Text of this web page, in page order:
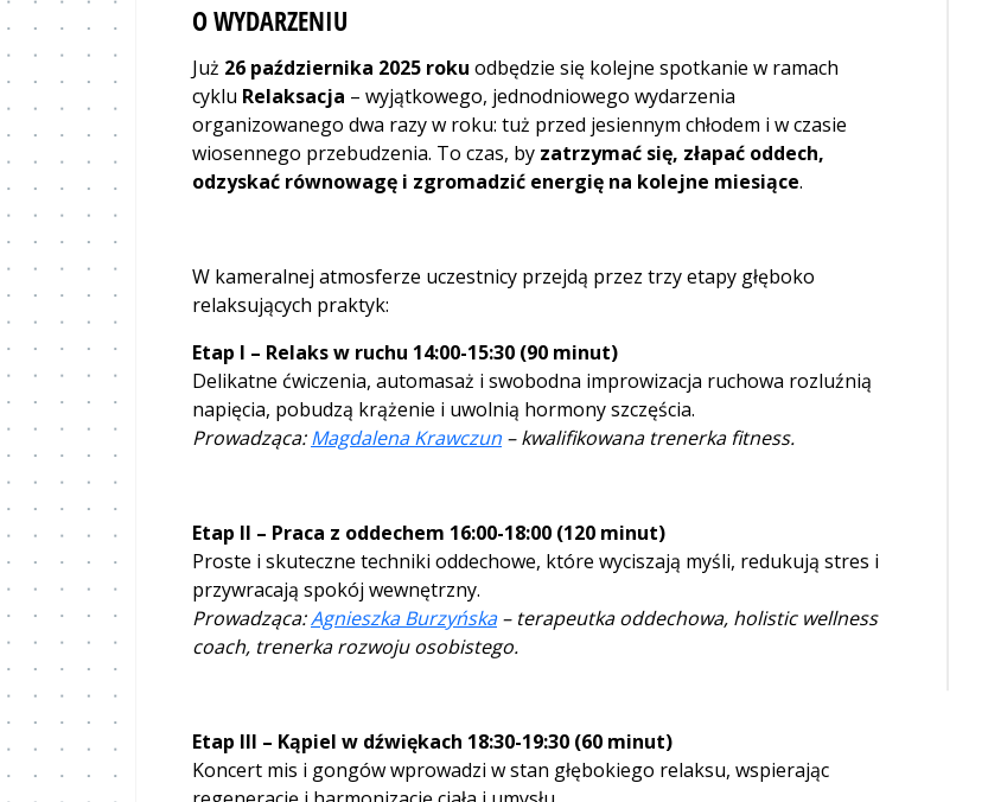
O WYDARZENIU
Już 26 października 2025 roku odbędzie się kolejne spotkanie w ramach
cyklu Relaksacja – wyjątkowego, jednodniowego wydarzenia
organizowanego dwa razy w roku: tuż przed jesiennym chłodem i w czasie
wiosennego przebudzenia. To czas, by zatrzymać się, złapać oddech,
odzyskać równowagę i zgromadzić energię na kolejne miesiące.
W kameralnej atmosferze uczestnicy przejdą przez trzy etapy głęboko
relaksujących praktyk:
Etap I – Relaks w ruchu 14:00-15:30 (90 minut)
Delikatne ćwiczenia, automasaż i swobodna improwizacja ruchowa rozluźnią
napięcia, pobudzą krążenie i uwolnią hormony szczęścia.
Prowadząca:Magdalena Krawczun – kwalifikowana trenerka fitness.
Etap II – Praca z oddechem 16:00-18:00 (120 minut)
Proste i skuteczne techniki oddechowe, które wyciszają myśli, redukują stres i
przywracają spokój wewnętrzny.
Prowadząca:Agnieszka Burzyńska– terapeutka oddechowa, holistic wellness
coach, trenerka rozwoju osobistego.
Etap III – Kąpiel w dźwiękach 18:30-19:30 (60 minut)
Koncert mis i gongów wprowadzi w stan głębokiego relaksu, wspierając